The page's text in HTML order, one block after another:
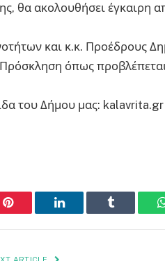
θα ακολουθήσει έγκαιρη
και κ.κ. Προέδρους
όπως
του Δήμου μας: kalavrita.gr
Pinterest LinkedIn Tumblr